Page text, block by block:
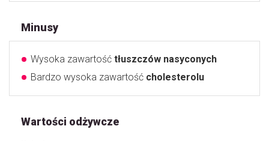
Minusy
Wysoka zawartość tłuszczów nasyconych
Bardzo wysoka zawartość cholesterolu
Wartości odżywcze